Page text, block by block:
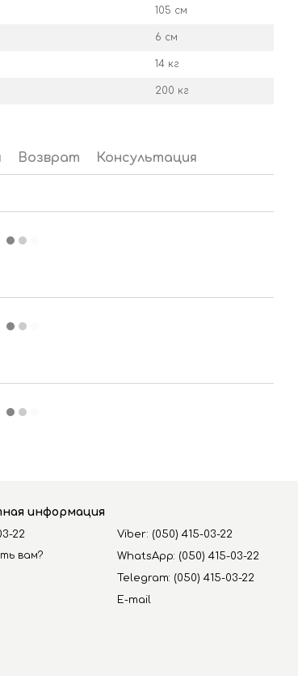
105 см
6 см
14 кг
200 кг
Возврат Консультация
информация
22
вам?
Viber: (050) 415-03-22
WhatsApp: (050) 415-03-22
Telegram: (050) 415-03-22
E-mail